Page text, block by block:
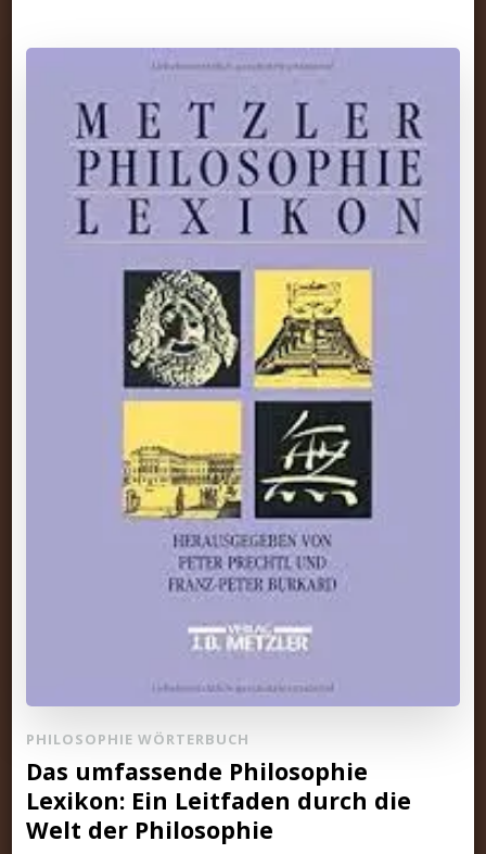
PHILOSOPHIE WÖRTERBUCH
Das umfassende Philosophie
Lexikon: Ein Leitfaden durch die
Welt der Philosophie